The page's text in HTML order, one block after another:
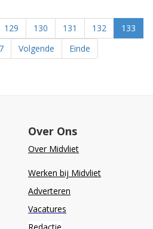
129 130 131 132
133
Volgende Einde
Over Ons
Over Midvliet
Werken bij Midvliet
Adverteren
Vacatures
Redactie